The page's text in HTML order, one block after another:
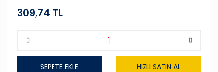
309,74 TL
SEPETE EKLE HIZLI SATIN AL